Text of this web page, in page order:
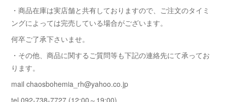
・商品在庫は実店舗と共有しておりますので、ご注文のタイミ
ングによっては完売している場合がございます。
何卒ご了承下さいませ。
・その他、商品に関するご質問等も下記の連絡先にて承ってお
ります。
mail chaosbohemia_rh@yahoo.co.jp
tel 092-738-7727 (12:00～19:00)